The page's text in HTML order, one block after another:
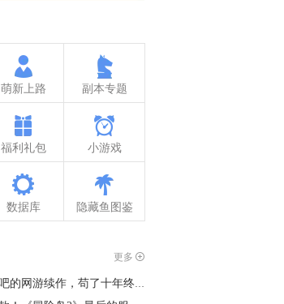
萌新上路 副本专题
福利礼包 小游戏
数据库 隐藏鱼图鉴
更多